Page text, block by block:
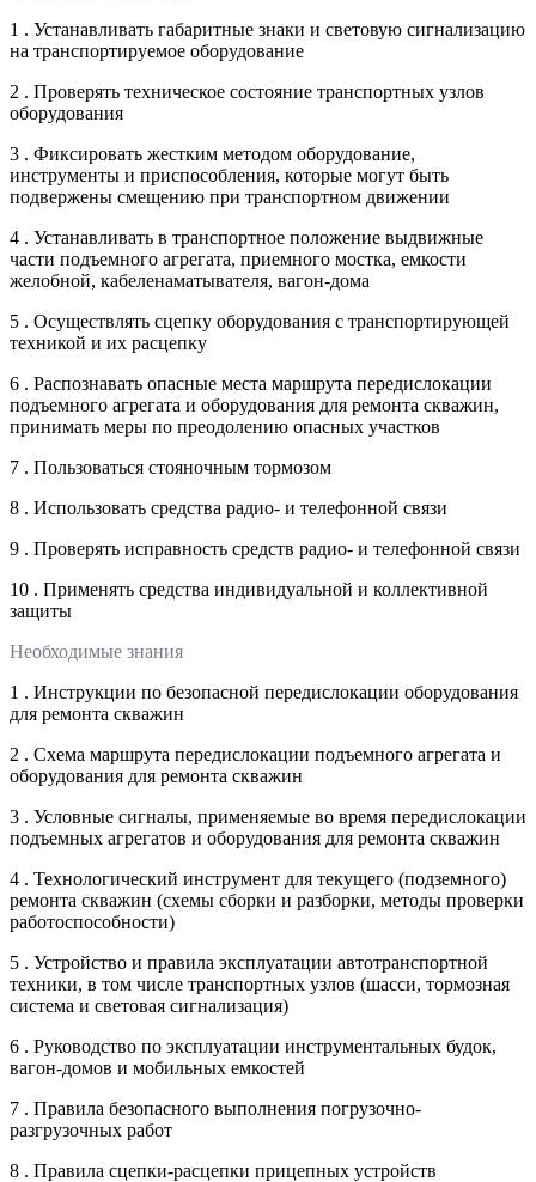
1 . Устанавливать габаритные знаки и световую сигнализацию
на транспортируемое оборудование
2 . Проверять техническое состояние транспортных узлов
оборудования
3 . Фиксировать жестким методом оборудование,
инструменты и приспособления, которые могут быть
подвержены смещению при транспортном движении
4 . Устанавливать в транспортное положение выдвижные
части подъемного агрегата, приемного мостка, емкости
желобной, кабеленаматывателя, вагон-дома
5 . Осуществлять сцепку оборудования с транспортирующей
техникой и их расцепку
6 . Распознавать опасные места маршрута передислокации
подъемного агрегата и оборудования для ремонта скважин,
принимать меры по преодолению опасных участков
7 . Пользоваться стояночным тормозом
8 . Использовать средства радио- и телефонной связи
9 . Проверять исправность средств радио- и телефонной связи
10 . Применять средства индивидуальной и коллективной
защиты
Необходимые знания
1 . Инструкции по безопасной передислокации оборудования
для ремонта скважин
2 . Схема маршрута передислокации подъемного агрегата и
оборудования для ремонта скважин
3 . Условные сигналы, применяемые во время передислокации
подъемных агрегатов и оборудования для ремонта скважин
4 . Технологический инструмент для текущего (подземного)
ремонта скважин (схемы сборки и разборки, методы проверки
работоспособности)
5 . Устройство и правила эксплуатации автотранспортной
техники, в том числе транспортных узлов (шасси, тормозная
система и световая сигнализация)
6 . Руководство по эксплуатации инструментальных будок,
вагон-домов и мобильных емкостей
7 . Правила безопасного выполнения погрузочно-
разгрузочных работ
8 . Правила сцепки-расцепки прицепных устройств